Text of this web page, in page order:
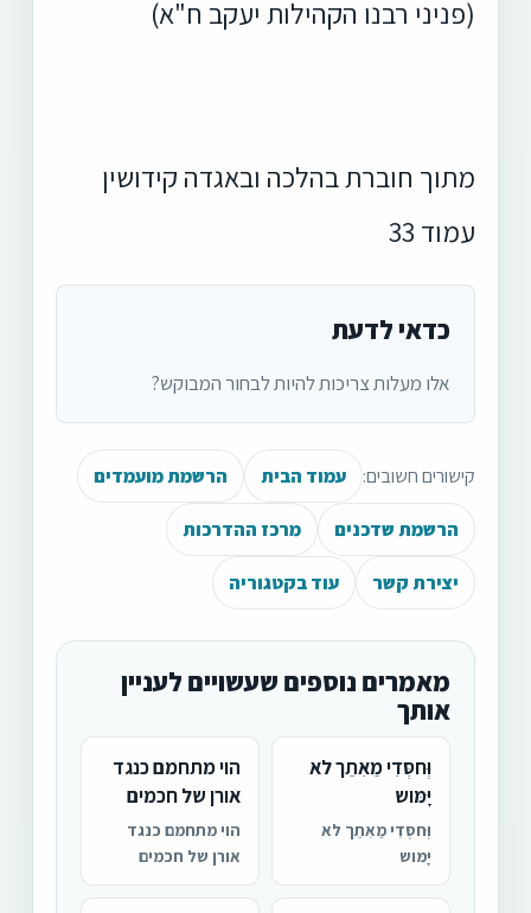
(פניני רבנו הקהילות יעקב ח"א)
מתוך חוברת בהלכה ובאגדה קידושין
עמוד 33
כדאי לדעת
אלו מעלות צריכות להיות לבחור המבוקש?
קישורים חשובים: עמוד הבית הרשמת מועמדים
הרשמת שדכנים מרכז ההדרכות
יצירת קשר עוד בקטגוריה
מאמרים נוספים שעשויים לעניין
אותך
וְּחסְּדִי מֵאִתֵך לא
יָּמּוש
וְּחסְּדִי מֵאִתֵך לא
יָּמּוש
הוי מתחמם כנגד
אורן של חכמים
הוי מתחמם כנגד
אורן של חכמים